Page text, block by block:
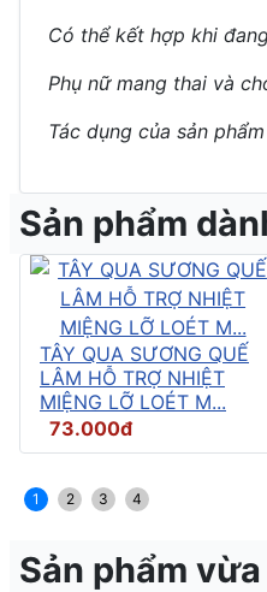
Có thể kết hợp khi
Phụ nữ mang thai và
Tác dụng của sản
Sản phẩm
TÂY QUA SƯƠNG QUẾ
LÂM HỖ TRỢ NHIỆT
MIỆNG LỠ LOÉT M...
73.000đ
1 2 3 4
Sản phẩm